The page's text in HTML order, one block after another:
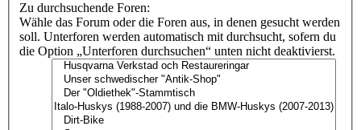
Zu durchsuchende Foren:
Wähle das Forum oder die Foren aus, in denen gesucht werden
soll. Unterforen werden automatisch mit durchsucht, sofern du
die Option „Unterforen durchsuchen“ unten nicht deaktivierst.